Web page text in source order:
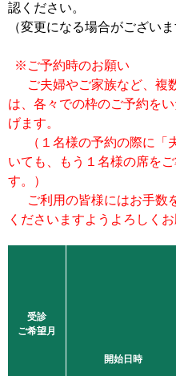
認ください。
（変更になる場合がござい
※ご予約時のお願い
ご夫婦やご家族など、複
は、各々での枠のご予約を
げます。
（１名様の予約の際に「
いても、もう１名様の席を
す。）
ご利用の皆様にはお手数
くださいますようよろしく
受診
ご希望月
開始日時